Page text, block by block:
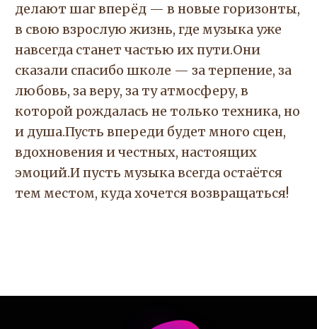
делают шаг вперёд — в новые горизонты,
в свою взрослую жизнь, где музыка уже
навсегда станет частью их пути.Они
сказали спасибо школе — за терпение, за
любовь, за веру, за ту атмосферу, в
которой рождалась не только техника, но
и душа.Пусть впереди будет много сцен,
вдохновения и честных, настоящих
эмоций.И пусть музыка всегда остаётся
тем местом, куда хочется возвращаться!